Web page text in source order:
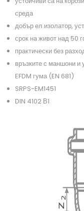
среда
добър ел.изолатор,
срок на живот над 50
практически без
връзките с маншони и
EFDM гума (EN 681)
SRPS-EM1451
DIN 4102 В1